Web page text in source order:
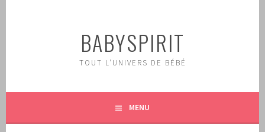
BABYSPIRIT
TOUT L'UNIVERS DE BÉBÉ
MENU